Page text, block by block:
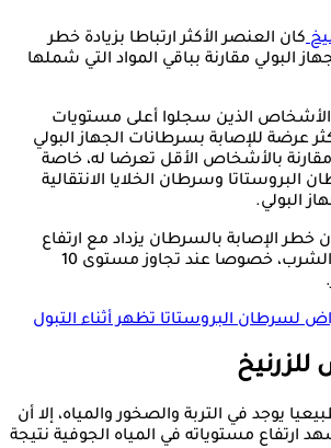
كان العنصر الأكثر ارتباطا بزيادة خطر
البولي مقارنة بباقي المواد التي شملها
الأشخاص الذين سجلوا أعلى مستويات
عرضة للإصابة بسرطانات الجهاز البولي
البروستاتا وسرطان الخلايا الانتقالية
البولي.
خطر الإصابة بالسرطان يزداد مع ارتفاع
تركيز الزرنيخ في مياه الشرب، خصوصا عند تجاوز مستوى 10
يوجد في التربة والصخور والمياه، إلا أن
مستوياته في المياه الجوفية نتيجة